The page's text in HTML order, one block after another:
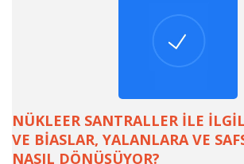
NÜKLEER SANTRALLER İLE
VE BİASLAR, YALANLARA VE
NASIL DÖNÜŞÜYOR?